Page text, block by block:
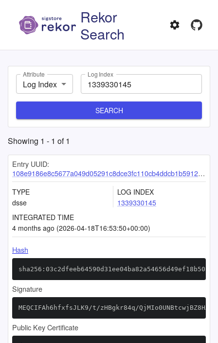
Rekor
Search
Attribute
Log Index
Log Index
SEARCH
Showing 1 - 1 of1
Entry UUID:
108e9186e8c5677a049d05291c8dce3fc110cb4ddcb1b591268a22863b94041bad3105765e6e3e2e
TYPE
dsse
LOG INDEX
1339330145
INTEGRATED TIME
4 months ago (2026-04-18T16:53:50+00:00)
Hash
Signature
MEQCIFAh6hfxfsJLK9/t/zHBgkr84q/
Public Key Certificate